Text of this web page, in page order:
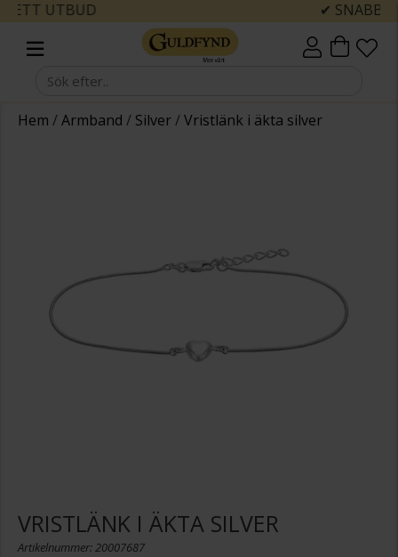
Hem /Armband / Silver/Vristlänk i äkta silver
VRISTLÄNK I ÄKTA SILVER
Artikelnummer: 20007687